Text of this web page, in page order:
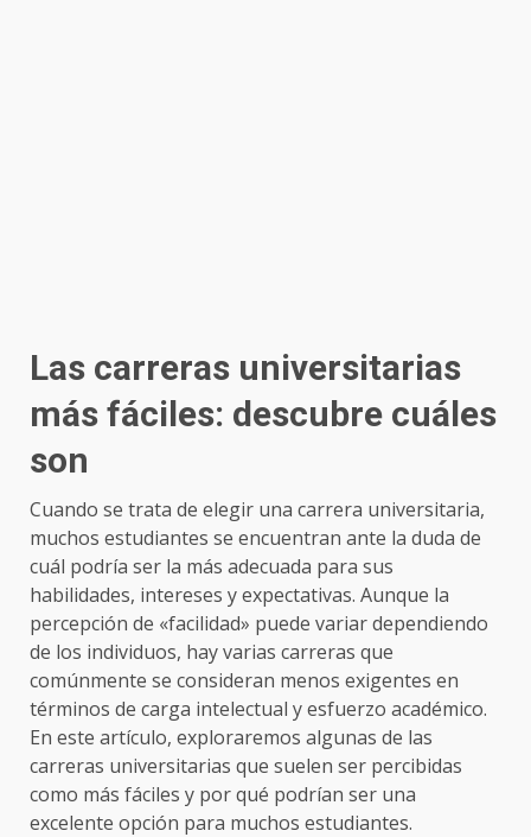
Las carreras universitarias
más fáciles: descubre cuáles
son
Cuando se trata de elegir una carrera universitaria,
muchos estudiantes se encuentran ante la duda de
cuál podría ser la más adecuada para sus
habilidades, intereses y expectativas. Aunque la
percepción de «facilidad» puede variar dependiendo
de los individuos, hay varias carreras que
comúnmente se consideran menos exigentes en
términos de carga intelectual y esfuerzo académico.
En este artículo, exploraremos algunas de las
carreras universitarias que suelen ser percibidas
como más fáciles y por qué podrían ser una
excelente opción para muchos estudiantes.